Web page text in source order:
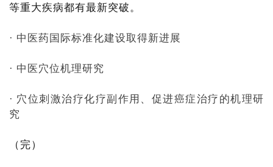
等重大疾病都有最新突破。
· 中医药国际标准化建设取得新进展
· 中医穴位机理研究
· 穴位刺激治疗化疗副作用、促进癌症治疗的机理研
究
（完）